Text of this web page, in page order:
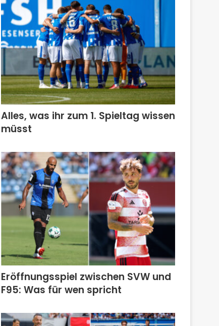
Alles, was ihr zum 1. Spieltag wissen
müsst
Eröffnungsspiel zwischen SVW und
F95: Was für wen spricht